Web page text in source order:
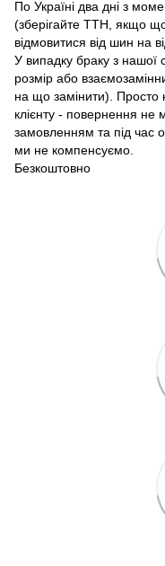
По Україні два дні з
(зберігайте ТТН, якщо
відмовитися від шин на
У випадку браку з нашої
розмір або
на що замінити). Просто
клієнту - повернення не
замовленням та під час
ми не компенсуємо.
Безкоштовно